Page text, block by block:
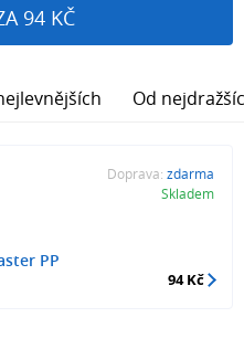
94 KČ
Od
PP
Doprava: zdarma
Skladem
94 Kč